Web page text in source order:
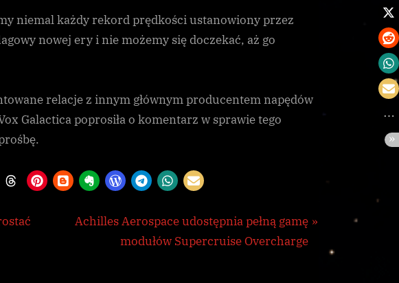
niemal każdy rekord prędkości ustanowiony przez
nowej ery i nie możemy się doczekać, aż go
relacje z innym głównym producentem napędów
Galactica poprosiła o komentarz w sprawie tego
N
Achilles Aerospace udostępnia pełną gamę
modułów Supercruise Overcharge